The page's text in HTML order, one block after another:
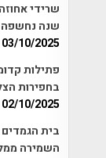
שנה נחשפה
03/10/2025
בחפירות
02/10/2025
בית
השמירה